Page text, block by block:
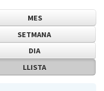
MES
SETMANA
DIA
LLISTA